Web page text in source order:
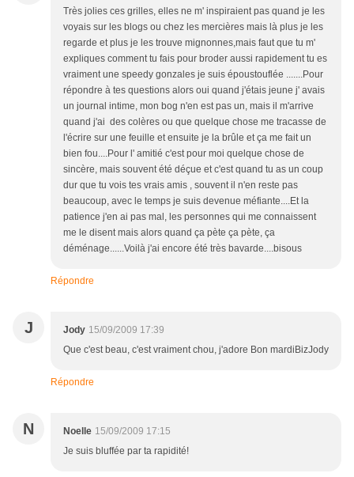
Très jolies ces grilles, elles ne m' inspiraient pas quand je les
voyais sur les blogs ou chez les mercières mais là plus je les
regarde et plus je les trouve mignonnes,mais faut que tu m'
expliques comment tu fais pour broder aussi rapidement tu es
vraiment une speedy gonzales je suis époustouflée .......Pour
répondre à tes questions alors oui quand j'étais jeune j' avais
un journal intime, mon bog n'en est pas un, mais il m'arrive
quand j'ai des colères ou que quelque chose me tracasse de
l'écrire sur une feuille et ensuite je la brûle et ça me fait un
bien fou....Pour l' amitié c'est pour moi quelque chose de
sincère, mais souvent été déçue et c'est quand tu as un coup
dur que tu vois tes vrais amis , souvent il n'en reste pas
beaucoup, avec le temps je suis devenue méfiante....Et la
patience j'en ai pas mal, les personnes qui me connaissent
me le disent mais alors quand ça pète ça pète, ça
déménage......Voilà j'ai encore été très bavarde....bisous
Répondre
J Jody 15/09/2009 17:39
Que c'est beau, c'est vraiment chou, j'adore Bon mardiBizJody
Répondre
N Noelle 15/09/2009 17:15
Je suis bluffée par ta rapidité!